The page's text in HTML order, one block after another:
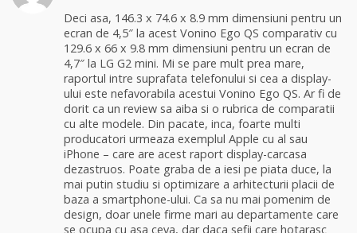
Deci asa, 146.3 x 74.6 x 8.9 mm dimensiuni pentru un
ecran de 4,5″ la acest Vonino Ego QS comparativ cu
129.6 x 66 x 9.8 mm dimensiuni pentru un ecran de
4,7″ la LG G2 mini. Mi se pare mult prea mare,
raportul intre suprafata telefonului si cea a display-
ului este nefavorabila acestui Vonino Ego QS. Ar fi de
dorit ca un review sa aiba si o rubrica de comparatii
cu alte modele. Din pacate, inca, foarte multi
producatori urmeaza exemplul Apple cu al sau
iPhone – care are acest raport display-carcasa
dezastruos. Poate graba de a iesi pe piata duce, la
mai putin studiu si optimizare a arhitecturii placii de
baza a smartphone-ului. Ca sa nu mai pomenim de
design, doar unele firme mari au departamente care
se ocupa cu asa ceva, dar daca sefii care hotarasc